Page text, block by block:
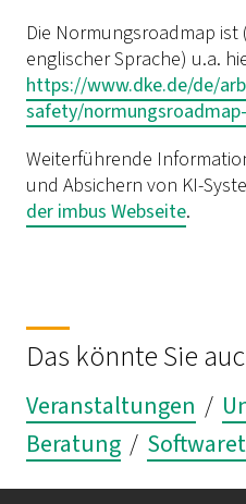
Die Normungsroadmap
englischer Sprache) u.a.
https://www.dke.de/de/
safety/
Weiterführende
und Absichern von KI-
der imbus Webseite.
Das könnte Sie
Veranstaltungen /
Beratung /